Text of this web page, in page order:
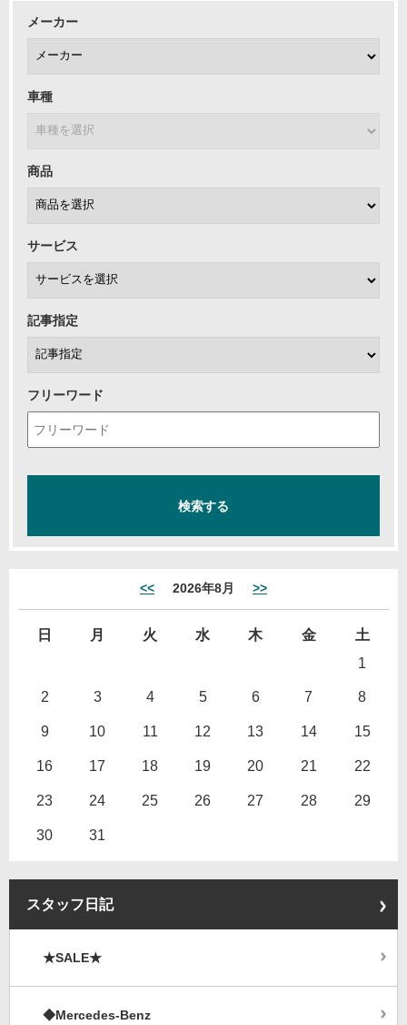
メーカー
車種
商品
サービス
記事指定
フリーワード
<< 2026年8月 >>
日 月 火 水 木 金
土
1
2 3 4 5 6 7 8
9 10 11 12 13 14 15
16 17 18 19 20 21 22
23 24 25 26 27 28 29
30 31
スタッフ日記
★SALE★
◆Mercedes-Benz